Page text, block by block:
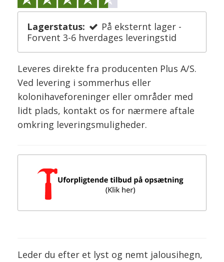
Lagerstatus:
På eksternt lager -
Forvent 3-6 hverdages leveringstid
Leveres direkte fra producenten Plus A/S.
Ved levering i sommerhus eller
kolonihaveforeninger eller områder med
lidt plads, kontakt os for nærmere aftale
omkring leveringsmuligheder.
Leder du efter et lyst og nemt jalousihegn,